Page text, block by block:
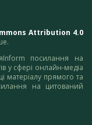
Attribution 4.0
посилання на
у сфері онлайн-медіа
матеріалу прямого та
на цитований